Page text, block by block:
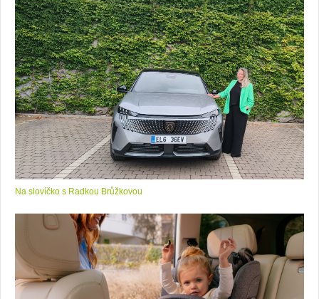
Na slovíčko s Radkou Brůžkovou